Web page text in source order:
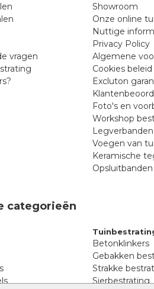
vragen
Showroom
Onze online
Nuttige
Privacy Policy
Algemene
Cookies beleid
Excluton
Foto's en
Workshop
Voegen van
Keramische
categorieën
Betonklinkers
Gebakken
Strakke
Sierbestrating